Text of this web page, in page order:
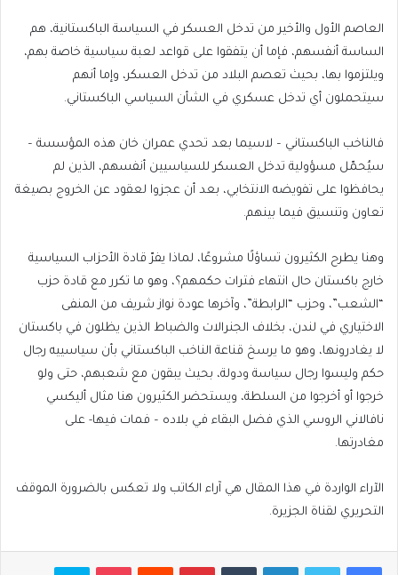
العاصم الأول والأخير من تدخل العسكر في السياسة الباكستانية، هم
الساسة أنفسهم، فإما أن يتفقوا على قواعد لعبة سياسية خاصة بهم،
ويلتزموا بها، بحيث تعصم البلاد من تدخل العسكر، وإما أنهم
سيتحملون أي تدخل عسكري في الشأن السياسي الباكستاني.
فالناخب الباكستاني – لاسيما بعد تحدي عمران خان هذه المؤسسة –
سيُحمّل مسؤولية تدخل العسكر للسياسيين أنفسهم، الذين لم
يحافظوا على تفويضه الانتخابي، بعد أن عجزوا لعقود عن الخروج بصيغة
تعاون وتنسيق فيما بينهم.
وهنا يطرح الكثيرون تساؤلًا مشروعًا، لماذا يفرّ قادة الأحزاب السياسية
خارج باكستان حال انتهاء فترات حكمهم؟، وهو ما تكرر مع قادة حزب
“الشعب”، وحزب “الرابطة”، وآخرها عودة نواز شريف من المنفى
الاختياري في لندن، بخلاف الجنرالات والضباط الذين يظلون في باكستان
لا يغادرونها، وهو ما يرسخ قناعة الناخب الباكستاني بأن سياسييه رجال
حكم وليسوا رجال سياسة ودولة، بحيث يبقون مع شعبهم، حتى ولو
خرجوا أو أخرجوا من السلطة، ويستحضر الكثيرون هنا مثال أليكسي
نافالاني الروسي الذي فضل البقاء في بلاده – فمات فيها- على
مغادرتها.
الآراء الواردة في هذا المقال هي آراء الكاتب ولا تعكس بالضرورة الموقف
التحريري لقناة الجزيرة.
فيسبوكتويتر لينكدإن بينتيريست بوكيت سكايب